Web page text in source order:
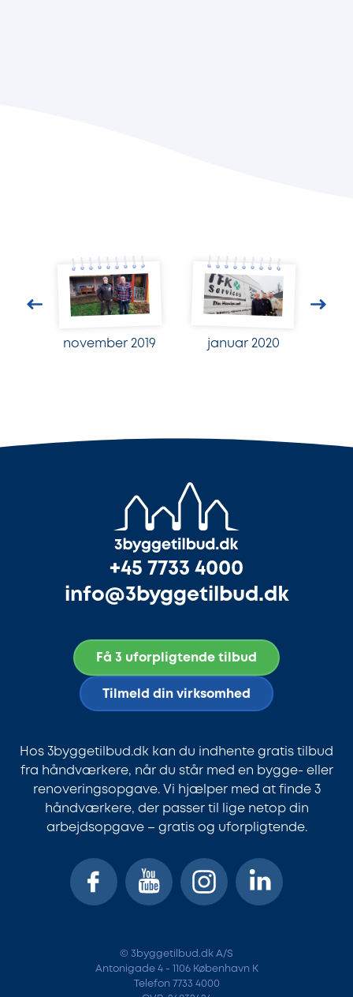
november 2019 januar 2020
+45 7733 4000
info@3byggetilbud.dk
Få 3 uforpligtende tilbud
Tilmeld din virksomhed
Hos 3byggetilbud.dk kan du indhente gratis tilbud
fra håndværkere, når du står med en bygge- eller
renoveringsopgave. Vi hjælper med at finde 3
håndværkere, der passer til lige netop din
arbejdsopgave – gratis og uforpligtende.
© 3byggetilbud.dk A/S
Antonigade 4 - 1106 København K
Telefon 7733 4000